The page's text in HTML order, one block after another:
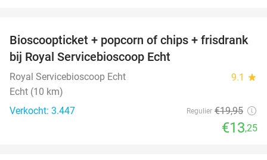
34%
Bioscoopticket + popcorn of chips + frisdrank
bij Royal Servicebioscoop Echt
Royal Servicebioscoop Echt 9.1 star
Echt (10 km)
Verkocht: 3.447
Regulier €19,95
€13,25